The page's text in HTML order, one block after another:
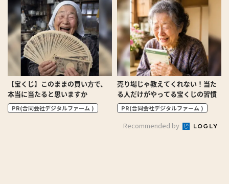
【宝くじ】このままの買い方で、
本当に当たると思いますか
PR(合同会社デジタルファーム )
売り場じゃ教えてくれない！当た
る人だけがやってる宝くじの習慣
PR(合同会社デジタルファーム )
Recommended by